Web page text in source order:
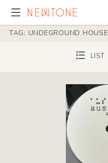
TAG: UNDEGROUND HOUSE
LIST